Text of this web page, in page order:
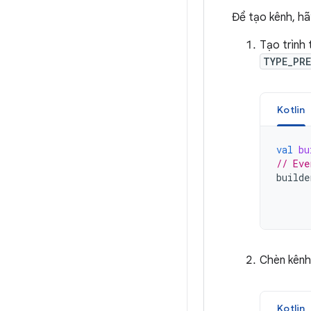
Để tạo kênh,
Tạo trình
Kotlin
val
//
Chèn
Kotlin